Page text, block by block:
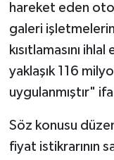
hareket eden
galeri
kısıtlamasını
yaklaşık 116
uygulanmıştır"
Söz konusu
fiyat istikrarının